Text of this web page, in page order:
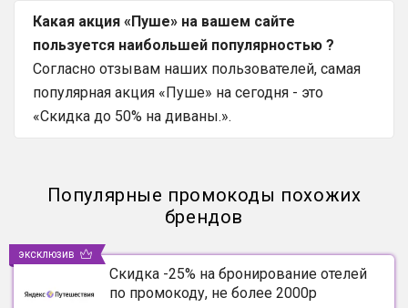
Какая акция «Пуше» на вашем сайте
пользуется наибольшей популярностью ?
Согласно отзывам наших пользователей, самая
популярная акция «Пуше» на сегодня - это
«Скидка до 50% на диваны.».
Популярные промокоды похожих
брендов
Скидка -25% на бронирование отелей
по промокоду, не более 2000р
эксклюзив